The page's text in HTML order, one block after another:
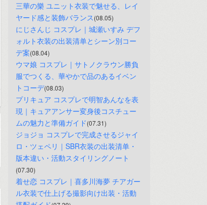
三華の樂 ユニット衣装で魅せる、レイ
ヤード感と装飾バランス(08.05)
にじさんじ コスプレ｜城瀬いすみ デフ
ォルト衣装の出装清单とシーン別コー
デ案(08.04)
ウマ娘 コスプレ｜サトノクラウン勝負
服でつくる、華やかで品のあるイベン
トコーデ(08.03)
プリキュア コスプレで明智あんなを表
現｜キュアアンサー変身後コスチュー
ムの魅力と準備ガイド(07.31)
ジョジョ コスプレで完成させるジャイ
ロ・ツェペリ｜SBR衣装の出装清单・
版本違い・活動スタイリングノート
(07.30)
着せ恋 コスプレ｜喜多川海夢 チアガー
ル衣装で仕上げる撮影向け出装・活動